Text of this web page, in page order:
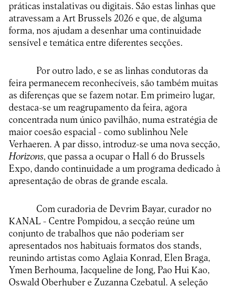
práticas instalativas ou digitais. São estas linhas que
atravessam a Art Brussels 2026 e que, de alguma
forma, nos ajudam a desenhar uma continuidade
sensível e temática entre diferentes secções.
Por outro lado, e se as linhas condutoras da
feira permanecem reconhecíveis, são também muitas
as diferenças que se fazem notar. Em primeiro lugar,
destaca-se um reagrupamento da feira, agora
concentrada num único pavilhão, numa estratégia de
maior coesão espacial - como sublinhou Nele
Verhaeren. A par disso, introduz-se uma nova secção,
Horizons, que passa a ocupar o Hall 6 do Brussels
Expo, dando continuidade a um programa dedicado à
apresentação de obras de grande escala.
Com curadoria de Devrim Bayar, curador no
KANAL - Centre Pompidou, a secção reúne um
conjunto de trabalhos que não poderiam ser
apresentados nos habituais formatos dos stands,
reunindo artistas como Aglaia Konrad, Elen Braga,
Ymen Berhouma, Jacqueline de Jong, Pao Hui Kao,
Oswald Oberhuber e Zuzanna Czebatul. A seleção